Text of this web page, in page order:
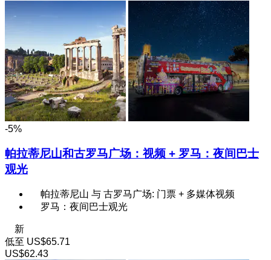
-5%
帕拉蒂尼山和古罗马广场：视频 + 罗马：夜间巴士
观光
帕拉蒂尼山 与 古罗马广场: 门票 + 多媒体视频
罗马：夜间巴士观光
新
低至 US$65.71
US$62.43